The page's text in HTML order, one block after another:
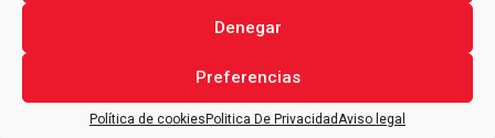
Denegar
Preferencias
Política de cookiesPolitica De Privacidad Aviso legal
CONTACTAR